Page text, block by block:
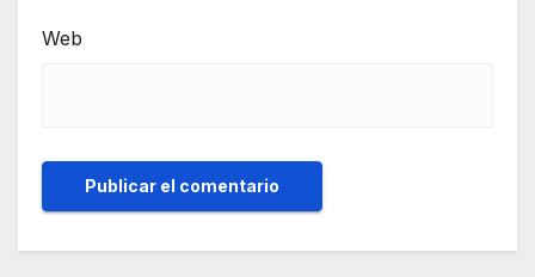
Web